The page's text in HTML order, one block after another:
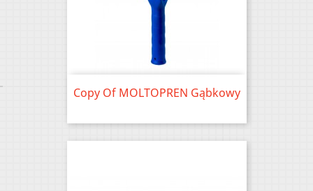
Copy Of MOLTOPREN Gąbkowy